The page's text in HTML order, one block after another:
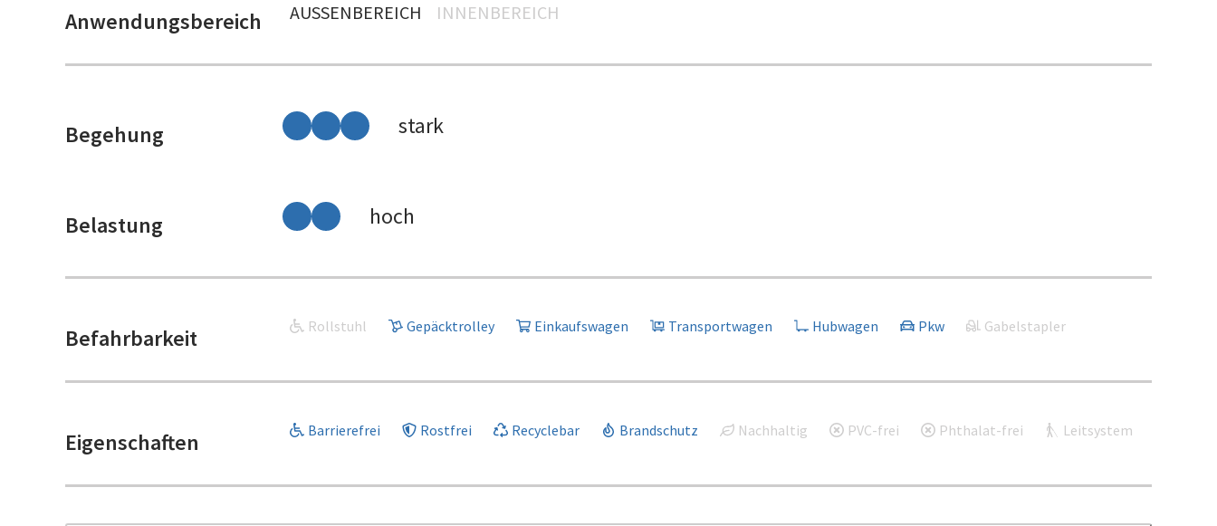
Anwendungsbereich AUSSENBEREICH INNENBEREICH
Begehung stark
Belastung hoch
Befahrbarkeit Rollstuhl Gepäcktrolley Einkaufswagen Transportwagen Hubwagen Pkw Gabelstapler
Eigenschaften Barrierefrei Rostfrei Recyclebar Brandschutz Nachhaltig PVC-frei Phthalat-frei Leitsystem